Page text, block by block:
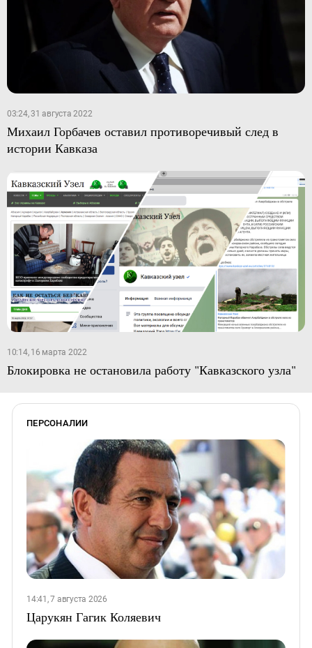
03:24, 31 августа 2022
Михаил Горбачев оставил противоречивый след в
истории Кавказа
10:14, 16 марта 2022
Блокировка не остановила работу "Кавказского узла"
ПЕРСОНАЛИИ
14:41, 7 августа 2026
Царукян Гагик Коляевич